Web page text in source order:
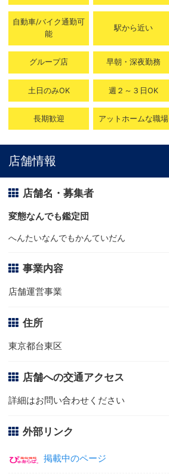
自動車/バイク通勤可
能
駅から近い
グループ店 早朝・深夜勤務
土日のみOK 週２～３日OK
長期歓迎 アットホームな職場
店舗情報
店舗名・募集者
変態なんでも鑑定団
へんたいなんでもかんていだん
事業内容
店舗運営事業
住所
東京都台東区
店舗への交通アクセス
詳細はお問い合わせください
外部リンク
掲載中のページ